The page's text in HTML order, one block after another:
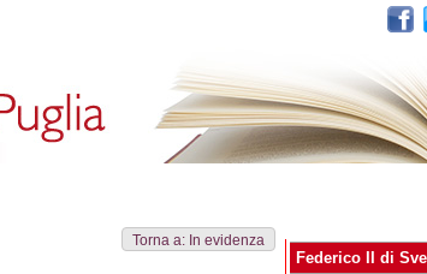
Torna a: In evidenza
Federico II di